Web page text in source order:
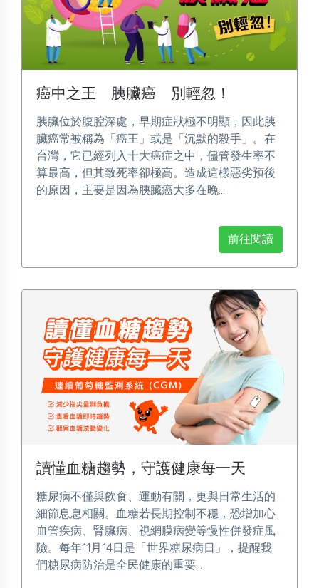
癌中之王 胰臟癌 別輕忽！
胰臟位於腹腔深處，早期症狀極不明顯，因此胰
臟癌常被稱為「癌王」或是「沉默的殺手」。在
台灣，它已經列入十大癌症之中，儘管發生率不
算最高，但其致死率卻極高。造成這樣惡劣預後
的原因，主要是因為胰臟癌大多在晚...
前往閱讀
讀懂血糖趨勢，守護健康每一天
糖尿病不僅與飲食、運動有關，更與日常生活的
細節息息相關。血糖若長期控制不穩，恐增加心
血管疾病、腎臟病、視網膜病變等慢性併發症風
險。每年11月14日是「世界糖尿病日」，提醒我
們糖尿病防治是全民健康的重要...